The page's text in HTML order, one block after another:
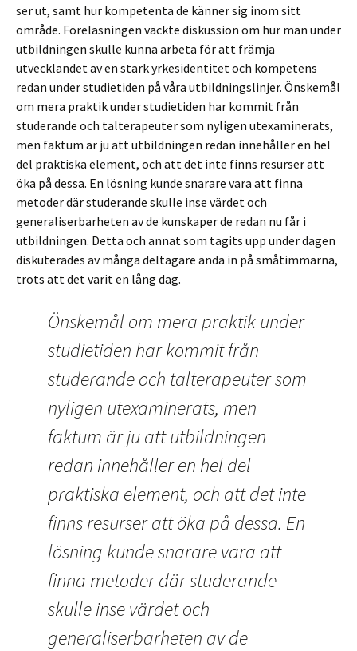
ser ut, samt hur kompetenta de känner sig inom sitt
område. Föreläsningen väckte diskussion om hur man under
utbildningen skulle kunna arbeta för att främja
utvecklandet av en stark yrkesidentitet och kompetens
redan under studietiden på våra utbildningslinjer. Önskemål
om mera praktik under studietiden har kommit från
studerande och talterapeuter som nyligen utexaminerats,
men faktum är ju att utbildningen redan innehåller en hel
del praktiska element, och att det inte finns resurser att
öka på dessa. En lösning kunde snarare vara att finna
metoder där studerande skulle inse värdet och
generaliserbarheten av de kunskaper de redan nu får i
utbildningen. Detta och annat som tagits upp under dagen
diskuterades av många deltagare ända in på småtimmarna,
trots att det varit en lång dag.
Önskemål om mera praktik under
studietiden har kommit från
studerande och talterapeuter som
nyligen utexaminerats, men
faktum är ju att utbildningen
redan innehåller en hel del
praktiska element, och att det inte
finns resurser att öka på dessa. En
lösning kunde snarare vara att
finna metoder där studerande
skulle inse värdet och
generaliserbarheten av de